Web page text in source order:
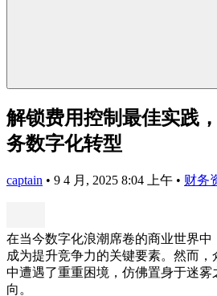
解锁费用控制最佳实践
务数字化转型
captain • 9 4 月, 2025 8:04 上午 • 财务
在当今数字化浪潮席卷的商业世界
成为提升竞争力的关键要素。然而
中遭遇了重重困境，仿佛置身于迷
向。